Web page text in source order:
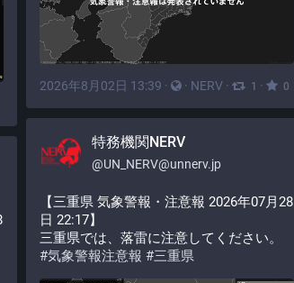
2026年8月02日 13:39 · · NERV · 1 · 0
特務機関NERV
@UN_NERV@unnerv.jp
【三重県 気象警報・注意報 2026年07月28
日 22:17】
三重県では、落雷に注意してください。
#気象警報注意報 #三重県